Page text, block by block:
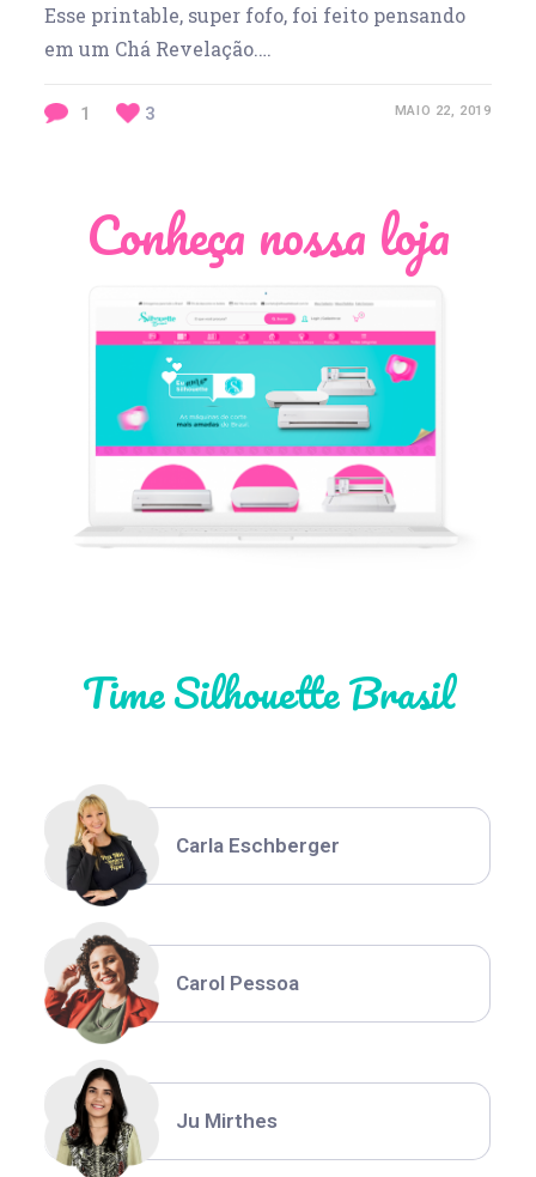
Esse printable, super fofo, foi feito pensando
em um Chá Revelação.…
1 3 MAIO 22, 2019
Conheça nossa loja
Time Silhouette Brasil
Léia Pastori
Thiara Ney
Carla Eschberger
Carol Pessoa
Ju Mirthes